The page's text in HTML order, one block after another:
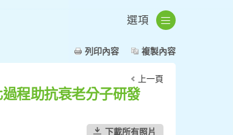
選項
列印內容 複製內容
上一頁
程助抗衰老分子研發
下載所有照片